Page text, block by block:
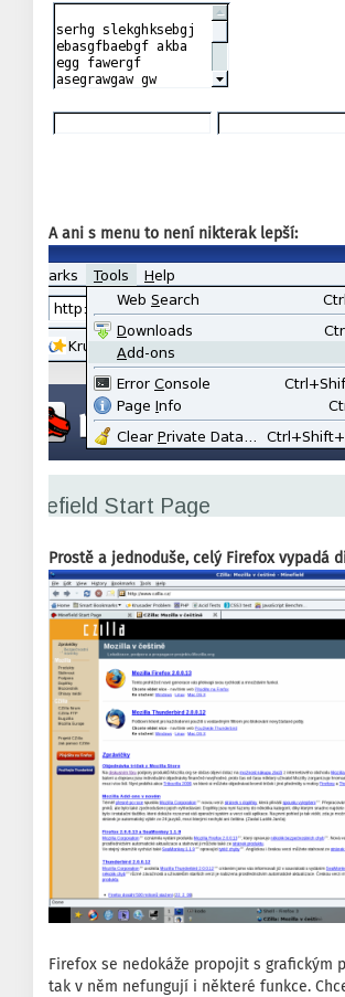
A ani s menu to není nikterak lepší:
Prostě a jednoduše, celý Firefox vypadá
Firefox se nedokáže propojit s grafickým
tak v něm nefungují i některé funkce.